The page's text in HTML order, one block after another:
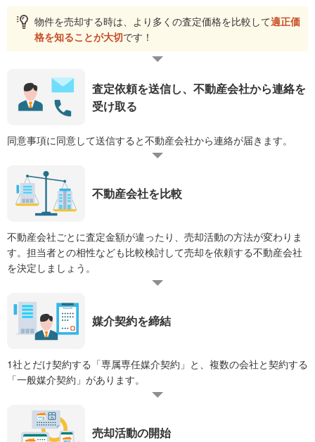
物件を売却する時は、より多くの査定価格を比較して適正価
格を知ることが大切です！
査定依頼を送信し、不動産会社から連絡を
受け取る
同意事項に同意して送信すると不動産会社から連絡が届きます。
不動産会社を比較
不動産会社ごとに査定金額が違ったり、売却活動の方法が変わりま
す。担当者との相性なども比較検討して売却を依頼する不動産会社
を決定しましょう。
媒介契約を締結
1社とだけ契約する「専属専任媒介契約」と、複数の会社と契約する
「一般媒介契約」があります。
売却活動の開始